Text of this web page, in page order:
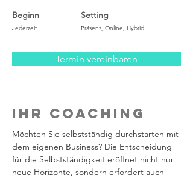
Beginn
Jederzeit
Setting
Präsenz, Online, Hybrid
Termin vereinbaren
Ihr Coaching
Möchten Sie selbstständig durchstarten mit
dem eigenen Business? Die Entscheidung
für die Selbstständigkeit eröffnet nicht nur
neue Horizonte, sondern erfordert auch